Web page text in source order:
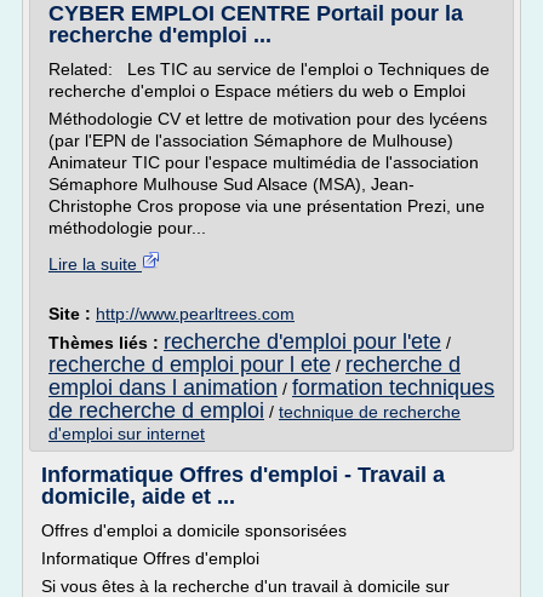
CYBER EMPLOI CENTRE Portail pour la
recherche d'emploi ...
Related: Les TIC au service de l'emploi o Techniques de
recherche d'emploi o Espace métiers du web o Emploi
Méthodologie CV et lettre de motivation pour des lycéens
(par l'EPN de l'association Sémaphore de Mulhouse)
Animateur TIC pour l'espace multimédia de l'association
Sémaphore Mulhouse Sud Alsace (MSA), Jean-
Christophe Cros propose via une présentation Prezi, une
méthodologie pour...
Lire la suite
Site : http://www.pearltrees.com
Thèmes liés : recherche d'emploi pour l'ete /
recherche d emploi pour l ete / recherche d
emploi dans l animation / formation techniques
de recherche d emploi / technique de recherche
d'emploi sur internet
Informatique Offres d'emploi - Travail a
domicile, aide et ...
Offres d'emploi a domicile sponsorisées
Informatique Offres d'emploi
Si vous êtes à la recherche d'un travail à domicile sur